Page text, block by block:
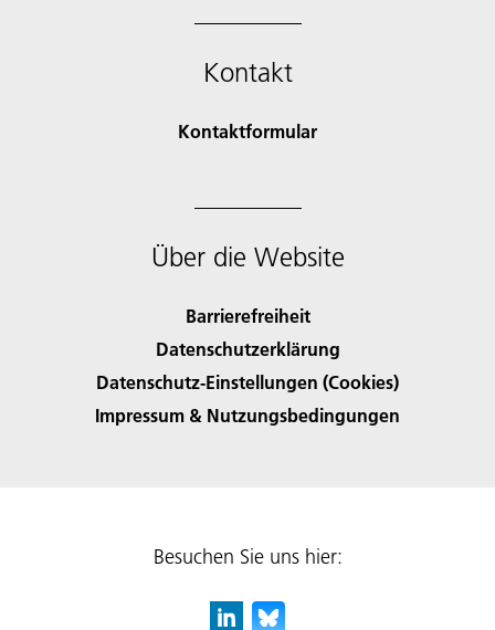
Kontakt
Kontaktformular
Über die Website
Barrierefreiheit
Datenschutzerklärung
Datenschutz-Einstellungen (Cookies)
Impressum & Nutzungsbedingungen
Besuchen Sie uns hier: